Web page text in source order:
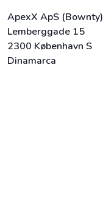
ApexX ApS (Bownty)
Lemberggade 15
2300 København S
Dinamarca